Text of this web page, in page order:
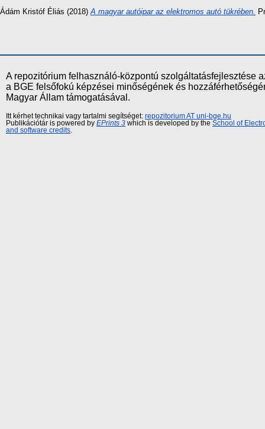
Ádám Kristóf Éliás (2018) A magyar autóipar az elektromos autó tükrében.
A repozitórium felhasználó-központú szolgáltatásfejlesztése
a BGE felsőfokú képzései minőségének és
Magyar Állam támogatásával.
Itt kérhet technikai vagy tartalmi segítséget: repozitorium AT uni-bge.hu
Publikációtár is powered by EPrints 3 which is developed by the School of
and software credits